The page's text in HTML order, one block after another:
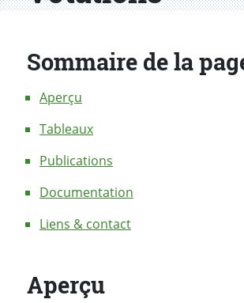
Sommaire de la
Aperçu
Tableaux
Publications
Documentation
Liens & contact
Aperçu